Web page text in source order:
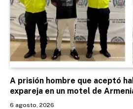
A prisión hombre que aceptó
expareja en un motel de
6 agosto, 2026